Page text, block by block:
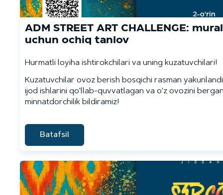
ADM STREET ART CHALLENGE:
uchun ochiq tanlov
Hurmatli loyiha ishtirokchilari va uning kuzatuvchilari!
Kuzatuvchilar ovoz berish bosqichi rasman
ijod ishlarini qo'llab-quvvatlagan va o'z ovozini
minnatdorchilik bildiramiz!
Batafsil